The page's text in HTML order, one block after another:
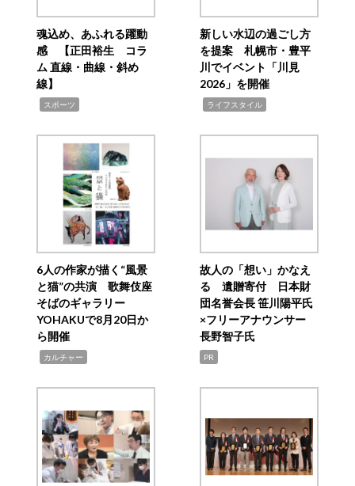
魂込め、あふれる躍動
感 【正田裕生 コラ
ム 直線・曲線・斜め
線】
スポーツ
新しい水辺の過ごし方
を提案 札幌市・豊平
川でイベント「川見
2026」を開催
ライフスタイル
6人の作家が描く“風景
と猫”の共演 歌舞伎座
そばのギャラリー
YOHAKUで8月20日か
ら開催
カルチャー
故人の「想い」かなえ
る 遺贈寄付 日本財
団名誉会長 笹川陽平氏
×フリーアナウンサー
長野智子氏
PR